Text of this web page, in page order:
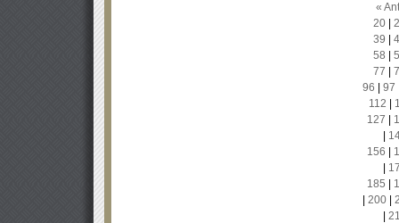
«
20|
39
58
77
96
97
112
127
156
185
200|